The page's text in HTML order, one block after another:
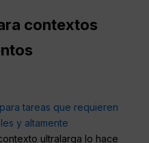
contextos
tareas que requieren
y altamente
ultralarga lo hace